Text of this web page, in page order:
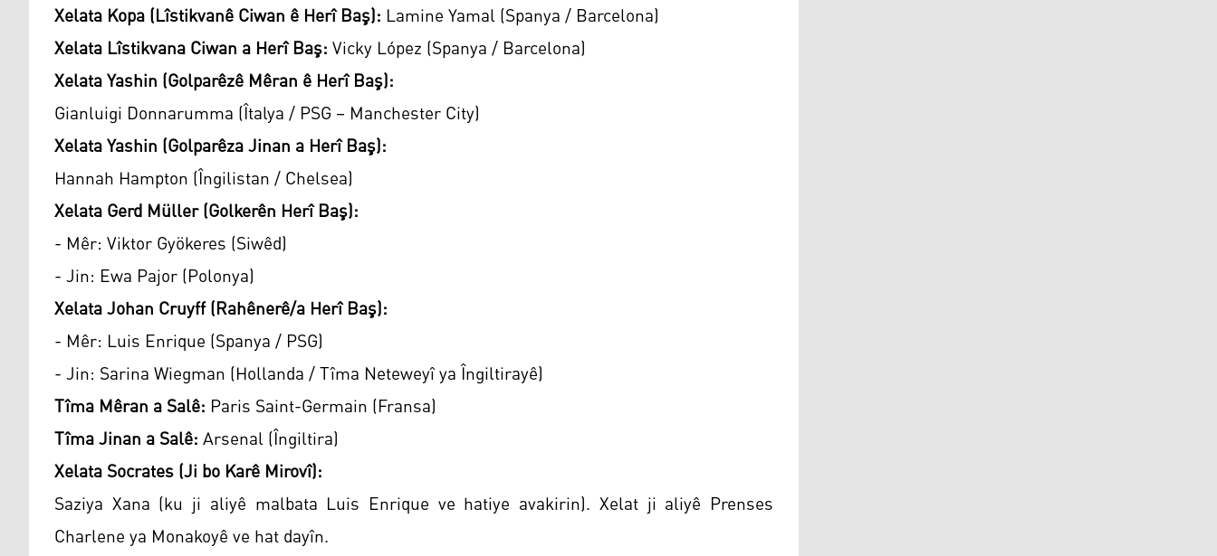
Xelata Kopa (Lîstikvanê Ciwan ê Herî Baş): Lamine Yamal (Spanya / Barcelona)
Xelata Lîstikvana Ciwan a Herî Baş:Vicky López (Spanya / Barcelona)
Xelata Yashin (Golparêzê Mêran ê Herî Baş):
Gianluigi Donnarumma (Îtalya / PSG – Manchester City)
Xelata Yashin (Golparêza Jinan a Herî Baş):
Hannah Hampton (Îngilistan / Chelsea)
Xelata Gerd Müller (Golkerên Herî Baş):
- Mêr: Viktor Gyökeres (Siwêd)
- Jin: Ewa Pajor (Polonya)
Xelata Johan Cruyff (Rahênerê/a Herî Baş):
- Mêr: Luis Enrique (Spanya / PSG)
- Jin: Sarina Wiegman (Hollanda / Tîma Neteweyî ya Îngiltirayê)
Tîma Mêran a Salê: Paris Saint-Germain (Fransa)
Tîma Jinan a Salê:Arsenal (Îngiltira)
Xelata Socrates (Ji bo Karê Mirovî):
Saziya Xana (ku ji aliyê malbata Luis Enrique ve hatiye avakirin). Xelat ji aliyê Prenses
Charlene ya Monakoyê ve hat dayîn.